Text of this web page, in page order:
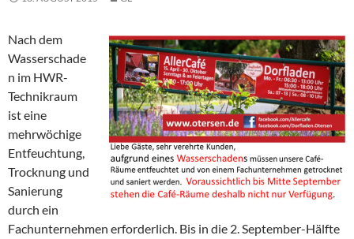
Nach dem
Wasserschade
n im HWR-
Technikraum
ist eine
mehrwöchige
Entfeuchtung,
Trocknung und
Sanierung
durch ein
Fachunternehmen erforderlich. Bis in die 2. September-Hälfte